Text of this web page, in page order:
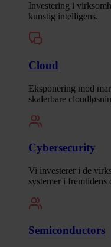
Investering i
kunstig intelligens.
Cloud
Eksponering mod
skalerbare
Cybersecurity
Vi investerer i de
systemer i fremtidens
Semiconductors